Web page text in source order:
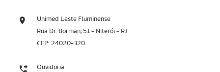
Unimed Leste Fluminense
Rua Dr. Borman, 51 - Niterói - RJ
CEP: 24020-320
Ouvidoria